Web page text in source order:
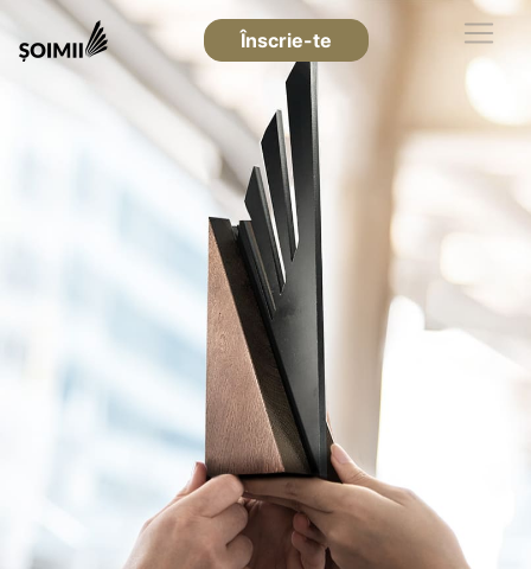
Înscrie-te